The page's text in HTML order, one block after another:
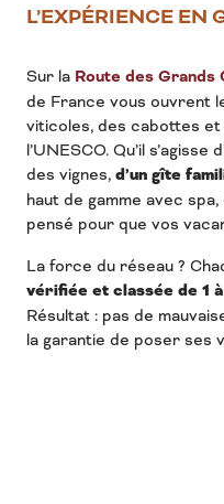
L’EXPÉRIENCE EN
Sur la Route des Grands
de France vous ouvrent
viticoles, des cabottes
l’UNESCO. Qu’il
des vignes, d’un gîte
haut de gamme avec
pensé pour que vos
La force du réseau ?
vérifiée et classée de 1
Résultat : pas de
la garantie de poser ses